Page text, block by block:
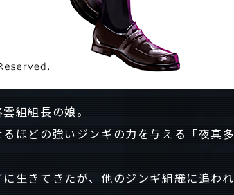
組組長の娘。
ほどの強いジンギの力を与える「夜真
生きてきたが、他のジンギ組織に追わ